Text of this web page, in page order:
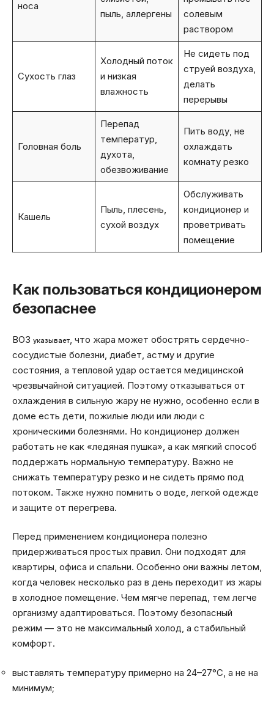
носа
пыль, аллергены
солевым
раствором
Сухость глаз
Холодный поток
и низкая
влажность
Не сидеть под
струей воздуха,
делать
перерывы
Головная боль
Перепад
температур,
духота,
обезвоживание
Пить воду, не
охлаждать
комнату резко
Кашель
Пыль, плесень,
сухой воздух
Обслуживать
кондиционер и
проветривать
помещение
Как пользоваться кондиционером
безопаснее
ВОЗ указывает, что жара может обострять сердечно-
сосудистые болезни, диабет, астму и другие
состояния, а тепловой удар остается медицинской
чрезвычайной ситуацией. Поэтому отказываться от
охлаждения в сильную жару не нужно, особенно если в
доме есть дети, пожилые люди или люди с
хроническими болезнями. Но кондиционер должен
работать не как «ледяная пушка», а как мягкий способ
поддержать нормальную температуру. Важно не
снижать температуру резко и не сидеть прямо под
потоком. Также нужно помнить о воде, легкой одежде
и защите от перегрева.
Перед применением кондиционера полезно
придерживаться простых правил. Они подходят для
квартиры, офиса и спальни. Особенно они важны летом,
когда человек несколько раз в день переходит из жары
в холодное помещение. Чем мягче перепад, тем легче
организму адаптироваться. Поэтому безопасный
режим — это не максимальный холод, а стабильный
комфорт.
выставлять температуру примерно на 24–27°C, а не на
минимум;